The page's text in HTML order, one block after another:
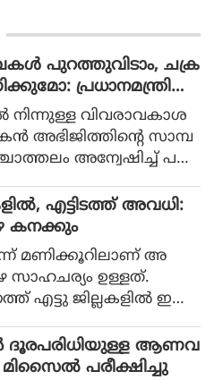
വിപ്ലവം തീര്‍ത്തത്.
പുറത്തുവിടാം, ചക്ര
പ്രധാനമന്ത്രിയെ
സ്ഥാപകന്‍വിവരാവകാശ
അഭിജിത്തിന്റെ സാമ്പ
അന്വേഷിച്ച് പ
എത്തിയിരുന്നു.
എട്ടിടത്ത് അവധി:
കനക്കും
മണിക്കൂറിലാണ് അ
സാഹചര്യം ഉള്ളത്.
എട്ടു ജില്ലകളില്‍ ഇന്ന്
സ്ഥാപനങ്ങള്‍ക്ക് അവ
ദൂരപരിധിയുള്ള ആണവ
പരീക്ഷിച്ചു